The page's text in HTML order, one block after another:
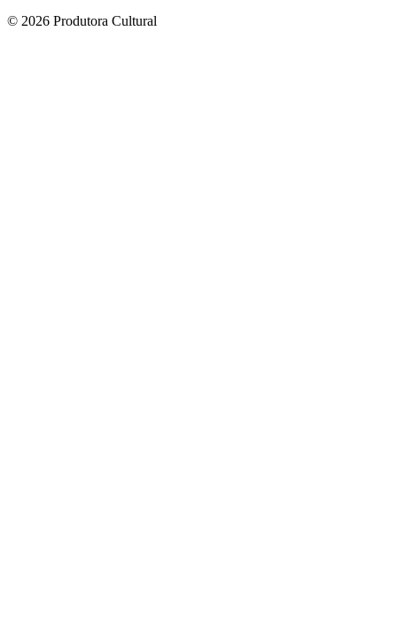
© 2026 Produtora Cultural